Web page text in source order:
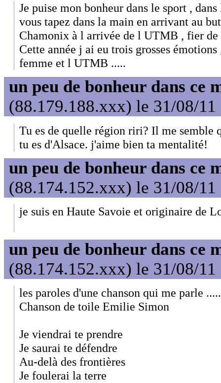
Je puise mon bonheur dans le sport ,
vous tapez dans la main en arrivant au
Chamonix à l arrivée de l UTMB , fier de
Cette année j ai eu trois grosses
femme et l UTMB .....
un peu de bonheur dans ce
(88.179.188.xxx) le 31/08/11
Tu es de quelle région riri? Il me semble
tu es d'Alsace. j'aime bien ta mentalité!
un peu de bonheur dans ce
(88.174.152.xxx) le 31/08/11
je suis en Haute Savoie et originaire de
un peu de bonheur dans ce
(88.174.152.xxx) le 31/08/11
les paroles d'une chanson qui me parle
Chanson de toile Emilie Simon
Je viendrai te prendre
Je saurai te défendre
Au-delà des frontières
Je foulerai la terre